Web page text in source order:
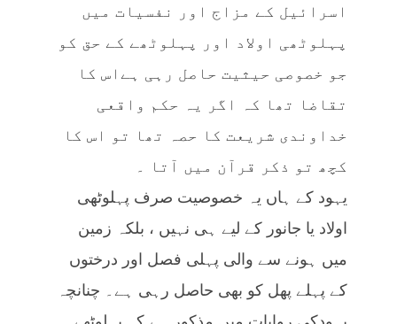
اسرائیل کے مزاج اور نفسیات میں
پہلوٹھی اولاد اور پہلوٹھے کے حق کو
جو خصوصی حیثیت حاصل رہی ہےاس کا
تقاضا تھا کہ اگر یہ حکم واقعی
خداوندی شریعت کا حصہ تھا تو اس کا
کچھ تو ذکر قرآن میں آتا ۔
یہود کے ہاں یہ خصوصیت صرف پہلوٹھی
اولاد یا جانور کے لیے ہی نہیں ، بلکہ زمین
میں ہونے سے والی پہلی فصل اور درختوں
کے پہلے پھل کو بھی حاصل رہی ہے۔ چنانچہ